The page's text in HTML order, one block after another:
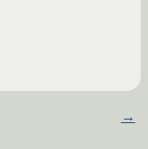
→